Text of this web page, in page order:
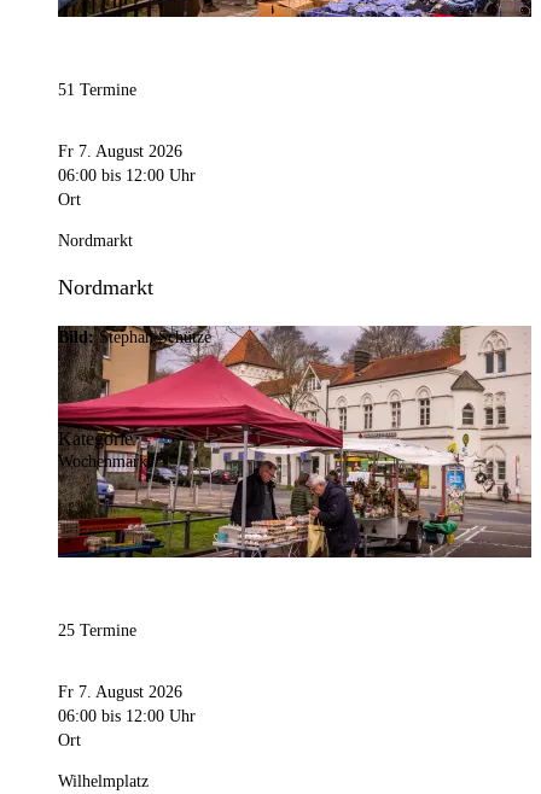
51 Termine
Fr 7. August 2026
06:00 bis 12:00 Uhr
Ort
Nordmarkt
Nordmarkt
Bild:Stephan Schütze
Kategorie
Wochenmarkt
25 Termine
Fr 7. August 2026
06:00 bis 12:00 Uhr
Ort
Wilhelmplatz